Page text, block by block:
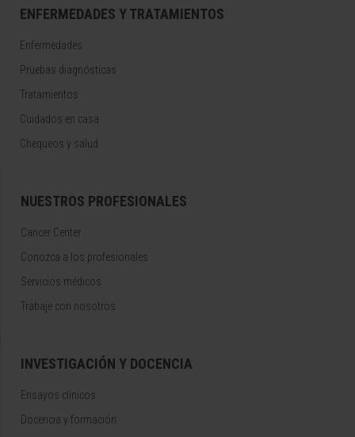
ENFERMEDADES Y TRATAMIENTOS
Enfermedades
Pruebas diagnósticas
Tratamientos
Cuidados en casa
Chequeos y salud
NUESTROS PROFESIONALES
Cancer Center
Conozca a los profesionales
Servicios médicos
Trabaje con nosotros
INVESTIGACIÓN Y DOCENCIA
Ensayos clínicos
Docencia y formación